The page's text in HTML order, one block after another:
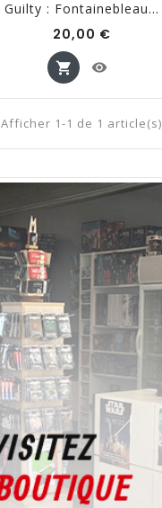
Guilty : Fontainebleau...
20,00 €Prix
Afficher 1-1 de 1 article(s)